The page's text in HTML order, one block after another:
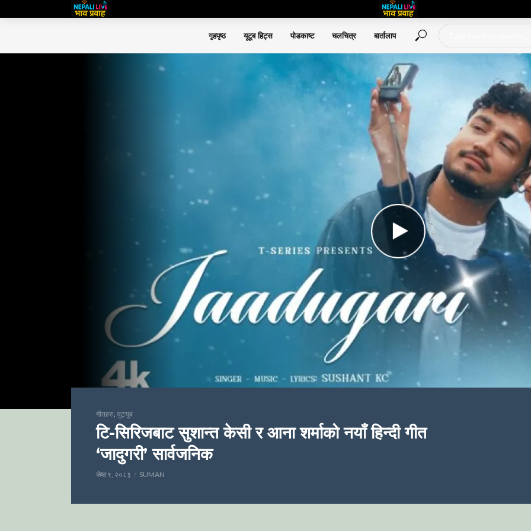
गृहपृष्ठ यूटूब हिट्स पोडकाष्ट चलचित्र बार्तालाप
गीतहरु, युट्युब
टि-सिरिजबाट सुशान्त केसी र आना शर्माको नयाँ हिन्दी गीत
‘जादुगरी’ सार्वजनिक
जेष्ठ ९, २०८३ SUMAN